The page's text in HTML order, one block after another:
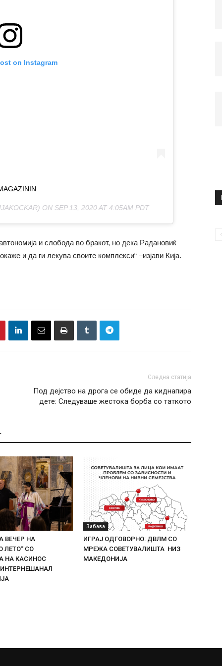
on Instagram
ON SEP 13, 2020 AT 4:05AM PDT
и слобода во бракот, но дека Радановиќ
и да ги лекува своите комплекси“ –изјави Кија.
Следна статија
Под дејство на дрога се обиде да киднапира
дете: Следуваше жестока борба со таткото
ВЕЧЕР НА
ЛЕТО“ СО
НА КАСИНОС
Забава
ИГРАЈ ОДГОВОРНО: ДВЛМ СО
МРЕЖА СОВЕТУВАЛИШТА НИЗ
МАКЕДОНИЈА